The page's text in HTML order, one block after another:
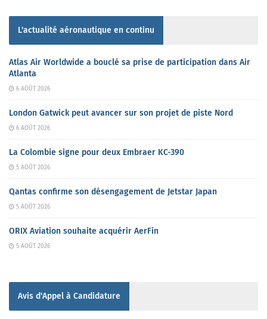
L'actualité aéronautique en continu
Atlas Air Worldwide a bouclé sa prise de participation dans Air
Atlanta
6 AOÛT 2026
London Gatwick peut avancer sur son projet de piste Nord
6 AOÛT 2026
La Colombie signe pour deux Embraer KC-390
5 AOÛT 2026
Qantas confirme son désengagement de Jetstar Japan
5 AOÛT 2026
ORIX Aviation souhaite acquérir AerFin
5 AOÛT 2026
Avis d'Appel à Candidature